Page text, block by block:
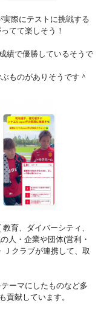
際にテストに挑戦する
てて楽しそう！
績で優勝しているそうで
ものがありそうです＾
育、ダイバーシティ、
人・企業や団体(営利・
クラブが連携して、取
ーマにしたものなど多
貢献しています。